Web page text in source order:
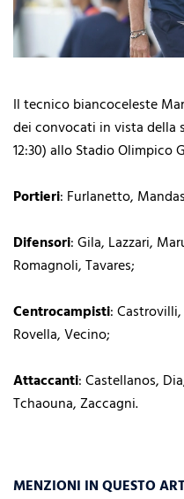
Il tecnico biancoceleste
dei convocati in vista della
12:30) allo Stadio Olimpico
Portieri: Furlanetto,
Difensori: Gila, Lazzari,
Romagnoli, Tavares;
Centrocampisti:
Rovella, Vecino;
Attaccanti: Castellanos,
Tchaouna, Zaccagni.
MENZIONI IN QUESTO